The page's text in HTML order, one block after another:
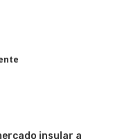
insular a